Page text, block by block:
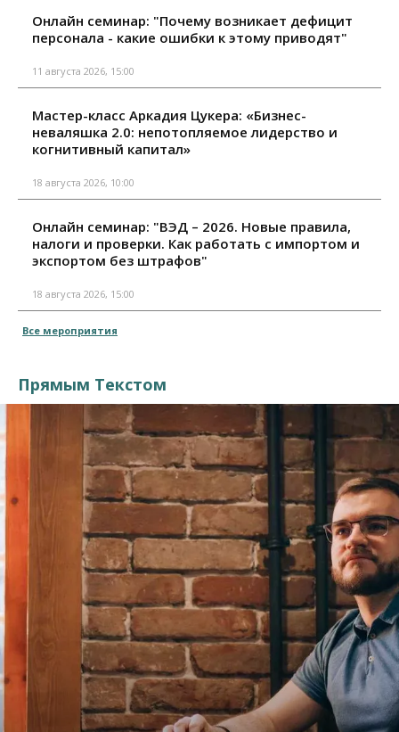
Онлайн семинар: "Почему возникает дефицит
персонала - какие ошибки к этому приводят"
11 августа 2026, 15:00
Мастер-класс Аркадия Цукера: «Бизнес-
неваляшка 2.0: непотопляемое лидерство и
когнитивный капитал»
18 августа 2026, 10:00
Онлайн семинар: "ВЭД – 2026. Новые правила,
налоги и проверки. Как работать с импортом и
экспортом без штрафов"
18 августа 2026, 15:00
Все мероприятия
Прямым Текстом